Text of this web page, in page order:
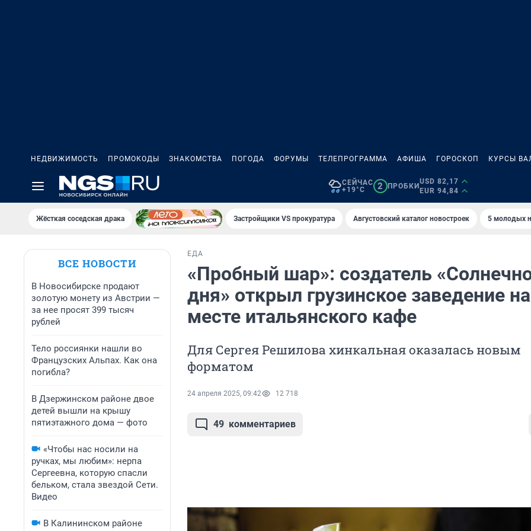
НЕДВИЖИМОСТЬ ПРОМОКОДЫ ЗНАКОМСТВА ПОГОДА ФОРУМЫ ТЕЛЕПРОГРАММА АФИША ГОРОСКОП КУРСЫ
СЕЙЧАС
+19°C
2 ПРОБКИ
USD 82,17
EUR 94,84
Жёсткая соседская драка Застройщики VS прокуратура Августовский каталог новостроек 5 молодых
ВСЕ НОВОСТИ
В Новосибирске продают
золотую монету из Австрии —
за нее просят 399 тысяч
рублей
Тело россиянки нашли во
Французских Альпах. Как она
погибла?
В Дзержинском районе двое
детей вышли на крышу
пятиэтажного дома — фото
«Чтобы нас носили на
ручках, мы любим»: нерпа
Сергеевна, которую спасли
бельком, стала звездой Сети.
Видео
В Калининском районе
ЕДА
«Пробный шар»: создатель
дня» открыл грузинское заведение на
месте итальянского кафе
Для Сергея Решилова хинкальная оказалась новым
форматом
24 апреля 2025, 09:42 12 718
49 комментариев